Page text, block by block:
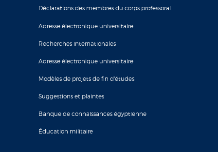
Déclarations des membres du corps professoral
Adresse électronique universitaire
Recherches internationales
Adresse électronique universitaire
Modèles de projets de fin d'études
Suggestions et plaintes
Banque de connaissances égyptienne
Éducation militaire